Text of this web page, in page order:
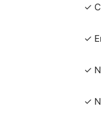
✓
✓
✓
✓